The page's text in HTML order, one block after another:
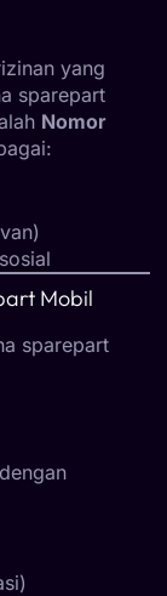
yang
sparepart
Nomor
Mobil
sparepart